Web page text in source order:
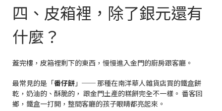
四、皮箱裡，除了銀元還有
什麼？
蓋完樓，皮箱裡剩下的東西，慢慢進入金門的廚房跟客廳。
最常見的是「番仔餅 」── 那種在南洋華人雜貨店買的鐵盒餅
乾，奶油的、酥脆的， 跟金門土產的糕餅完全不一樣。 番客回
鄉，鐵盒一打開，整間客廳的孩子眼睛都亮起來。